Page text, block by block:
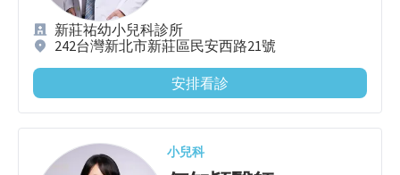
新莊祐幼小兒科診所
242台灣新北市新莊區民安西路21號
安排看診
小兒科